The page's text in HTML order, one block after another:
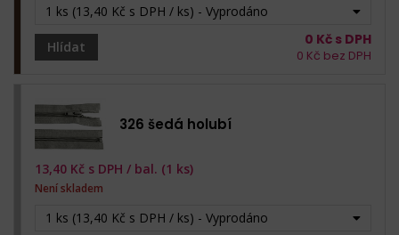
1 ks (13,40 Kč s DPH / ks) - Vyprodáno
Hlídat 0 Kč s DPH
0 Kč bez DPH
326 šedá holubí
1 ks (13,40 Kč s DPH / ks) - Vyprodáno
13,40 Kč s DPH / bal. (1 ks)
Není skladem